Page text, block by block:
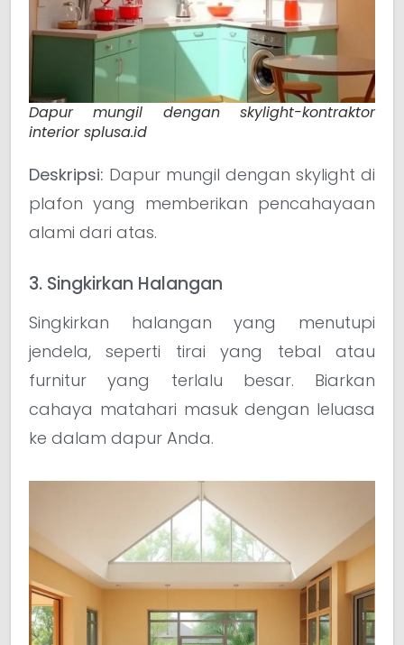
Dapur mungil dengan skylight-kontraktor
interior splusa.id
Deskripsi: Dapur mungil dengan skylight di
plafon yang memberikan pencahayaan
alami dari atas.
3. Singkirkan Halangan
Singkirkan halangan yang menutupi
jendela, seperti tirai yang tebal atau
furnitur yang terlalu besar. Biarkan
cahaya matahari masuk dengan leluasa
ke dalam dapur Anda.